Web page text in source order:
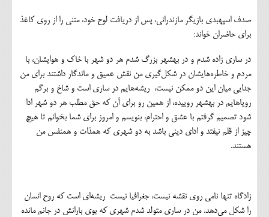
صدف اسپهبدی بازیگر مازندرانی، پس از دریافت لوح خود، متنی را از روی کاغذ
برای حاضران خواند:
در ساری زاده شدم و در بهشهر بزرگ شدم هر دو شهر با خاک و هوایشان، با
مردم و خاطره‌هایشان در شکل‌گیری من نقش عمیق و ماندگار داشتند برای من
جدایی میان این دو ممکن نیست، ریشه‌هایم در ساری است و شاخ و برگم
رویاهایم در بهشهر روییده، از همین رو برای آن که حق مطلب هر دو شهر ادا
شود تصمیم گرفتم با عشق و احترام، بنویسم و امروز برای شما بخوانم تا هیچ
چیز از قلم نیفتد و ادای دینی باشد به دو شهری که همذات و همنفس من
هستند.
زادگاه تنها نامی روی نقشه نیست، جغرافیا نیست ریشه‌ای است که روح انسان
را شکل می‌دهد. من در ساری متولد شدم شهری که بوی بارانش در جانم مانده